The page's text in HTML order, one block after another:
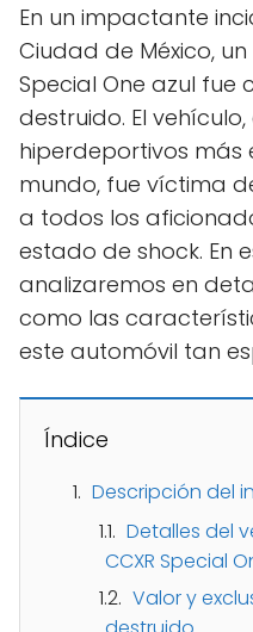
En un impactante
Ciudad de México,
Special One azul fue
destruido. El
hiperdeportivos más
mundo, fue víctima
a todos los
estado de shock. En
analizaremos en
como las
este automóvil tan
Índice
Descripción del
Detalles del
CCXR Special
Valor y